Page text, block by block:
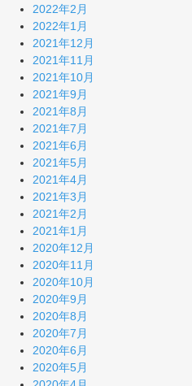
2022年2月
2022年1月
2021年12月
2021年11月
2021年10月
2021年9月
2021年8月
2021年7月
2021年6月
2021年5月
2021年4月
2021年3月
2021年2月
2021年1月
2020年12月
2020年11月
2020年10月
2020年9月
2020年8月
2020年7月
2020年6月
2020年5月